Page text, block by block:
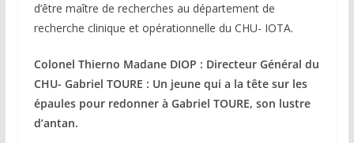
d’être maître de recherches au département de
recherche clinique et opérationnelle du CHU- IOTA.
Colonel Thierno Madane DIOP : Directeur Général du
CHU- Gabriel TOURE : Un jeune qui a la tête sur les
épaules pour redonner à Gabriel TOURE, son lustre
d’antan.